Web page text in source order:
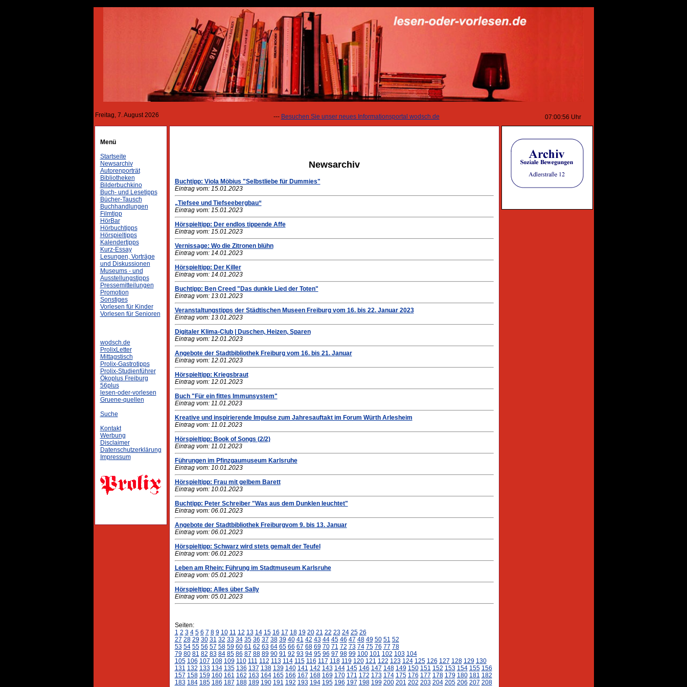
Freitag, 7. August 2026 Besuchen Sie unser neues Informationsportal wodsch.de 07:00:56 Uhr
Menü
Startseite
Newsarchiv
Autorenporträt
Bibliotheken
Bilderbuchkino
Buch- und Lesetipps
Bücher-Tausch
Buchhandlungen
Filmtipp
HörBar
Hörbuchtipps
Hörspieltipps
Kalendertipps
Kurz-Essay
Lesungen, Vorträge
und Diskussionen
Museums - und
Ausstellungstipps
Pressemitteilungen
Promotion
Sonstiges
Vorlesen für Kinder
Vorlesen für Senioren
wodsch.de
ProlixLetter
Mittagstisch
Prolix-Gastrotipps
Prolix-Studienführer
Ökoplus Freiburg
56plus
lesen-oder-vorlesen
Gruene-quellen
Suche
Kontakt
Werbung
Disclaimer
Datenschutzerklärung
Impressum
Newsarchiv
Buchtipp: Viola Möbius "Selbstliebe für Dummies"
Eintrag vom: 15.01.2023
„Tiefsee und Tiefseebergbau“
Eintrag vom: 15.01.2023
Hörspieltipp: Der endlos tippende Affe
Eintrag vom: 15.01.2023
Vernissage: Wo die Zitronen blühn
Eintrag vom: 14.01.2023
Hörspieltipp: Der Killer
Eintrag vom: 14.01.2023
Buchtipp: Ben Creed "Das dunkle Lied der Toten"
Eintrag vom: 13.01.2023
Veranstaltungstipps der Städtischen Museen Freiburg vom 16. bis 22. Januar 2023
Eintrag vom: 13.01.2023
Digitaler Klima-Club | Duschen, Heizen, Sparen
Eintrag vom: 12.01.2023
Angebote der Stadtbibliothek Freiburg vom 16. bis 21. Januar
Eintrag vom: 12.01.2023
Hörspieltipp: Kriegsbraut
Eintrag vom: 12.01.2023
Buch "Für ein fittes Immunsystem"
Eintrag vom: 11.01.2023
Kreative und inspirierende Impulse zum Jahresauftakt im Forum Würth Arlesheim
Eintrag vom: 11.01.2023
Hörspieltipp: Book of Songs (2/2)
Eintrag vom: 11.01.2023
Führungen im Pfinzgaumuseum Karlsruhe
Eintrag vom: 10.01.2023
Hörspieltipp: Frau mit gelbem Barett
Eintrag vom: 10.01.2023
Buchtipp: Peter Schreiber "Was aus dem Dunklen leuchtet"
Eintrag vom: 06.01.2023
Angebote der Stadtbibliothek Freiburgvom 9. bis 13. Januar
Eintrag vom: 06.01.2023
Hörspieltipp: Schwarz wird stets gemalt der Teufel
Eintrag vom: 06.01.2023
Leben am Rhein: Führung im Stadtmuseum Karlsruhe
Eintrag vom: 05.01.2023
Hörspieltipp: Alles über Sally
Eintrag vom: 05.01.2023
Seiten:
1 2 3 4 5 6 7 8 9 10 11 12 13 14 15 16 17 18 19 20 21 22 23 24 25 26
27 28 29 30 31 32 33 34 35 36 37 38 39 40 41 42 43 44 45 46 47 48 49 50 51 52
53 54 55 56 57 58 59 60 61 62 63 64 65 66 67 68 69 70 71 72 73 74 75 76 77 78
79 80 81 82 83 84 85 86 87 88 89 90 91 92 93 94 95 96 97 98 99 100 101 102 103 104
105 106 107 108 109 110 111 112 113 114 115 116 117 118 119 120 121 122 123 124 125 126 127 128 129 130
131 132 133 134 135 136 137 138 139 140 141 142 143 144 145 146 147 148 149 150 151 152 153 154 155 156
157 158 159 160 161 162 163 164 165 166 167 168 169 170 171 172 173 174 175 176 177 178 179 180 181 182
183 184 185 186 187 188 189 190 191 192 193 194 195 196 197 198 199 200 201 202 203 204 205 206 207 208